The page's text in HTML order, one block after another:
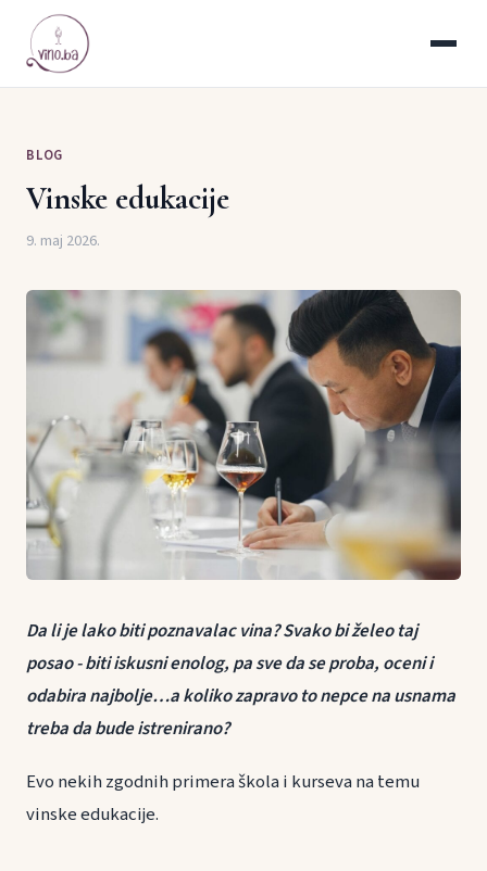
BLOG
Vinske edukacije
9. maj 2026.
Da li je lako biti poznavalac vina? Svako bi želeo taj
posao - biti iskusni enolog, pa sve da se proba, oceni i
odabira najbolje…a koliko zapravo to nepce na usnama
treba da bude istrenirano?
Evo nekih zgodnih primera škola i kurseva na temu
vinske edukacije.